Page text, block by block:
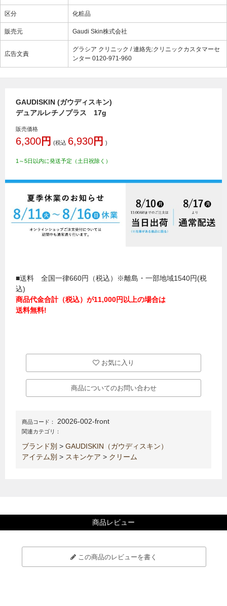
区分 化粧品
販売元 Gaudi Skin株式会社
広告文責
グラシア クリニック / 連絡先:クリニックカスタマーセ
ンター 0120-971-960
GAUDISKIN (ガウディスキン)
デュアルレチノプラス 17g
販売価格
6,300円 (税込 6,930円 )
1～5日以内に発送予定（土日祝除く）
■送料 全国一律660円（税込）※離島・一部地域1540円(税
込)
商品代金合計（税込）が11,000円以上の場合は
送料無料!
お気に入り
商品についてのお問い合わせ
商品コード： 20026-002-front
関連カテゴリ：
ブランド別 > GAUDISKIN（ガウディスキン）
アイテム別 > スキンケア > クリーム
商品レビュー
この商品のレビューを書く